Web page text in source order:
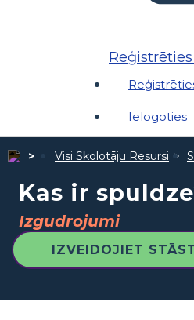
Ielogoties
Visi Skolotāju Resursi
Kas ir
Izgudrojumi
IZVEIDOJIET